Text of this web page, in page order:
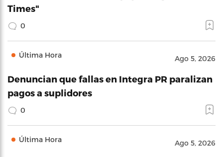
Times"
0
Última Hora Ago 5, 2026
Denuncian que fallas en Integra PR paralizan
pagos a suplidores
0
Última Hora Ago 5, 2026